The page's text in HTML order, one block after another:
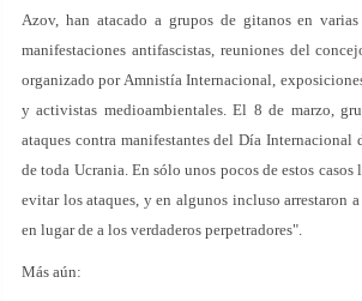
Azov, han atacado a grupos de gitanos en
manifestaciones antifascistas, reuniones del
organizado por Amnistía Internacional,
y activistas medioambientales. El 8 de marzo,
ataques contra manifestantes del Día Internacional
de toda Ucrania. En sólo unos pocos de estos
evitar los ataques, y en algunos incluso arrestaron
en lugar de a los verdaderos perpetradores".
Más aún: